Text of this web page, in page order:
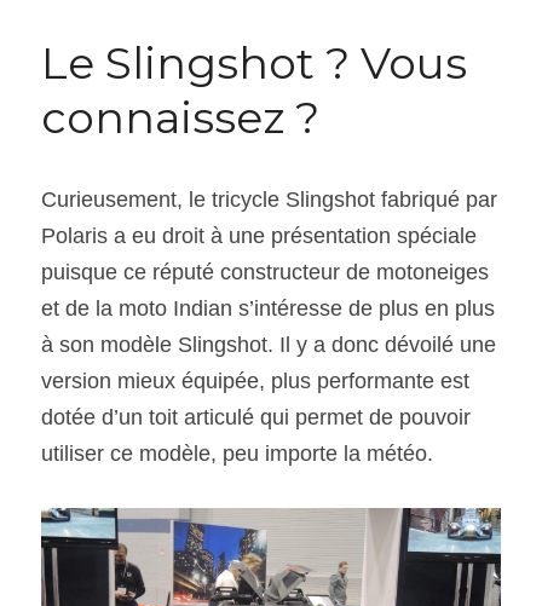
Le Slingshot ? Vous
connaissez ?
Curieusement, le tricycle Slingshot fabriqué par
Polaris a eu droit à une présentation spéciale
puisque ce réputé constructeur de motoneiges
et de la moto Indian s’intéresse de plus en plus
à son modèle Slingshot. Il y a donc dévoilé une
version mieux équipée, plus performante est
dotée d’un toit articulé qui permet de pouvoir
utiliser ce modèle, peu importe la météo.